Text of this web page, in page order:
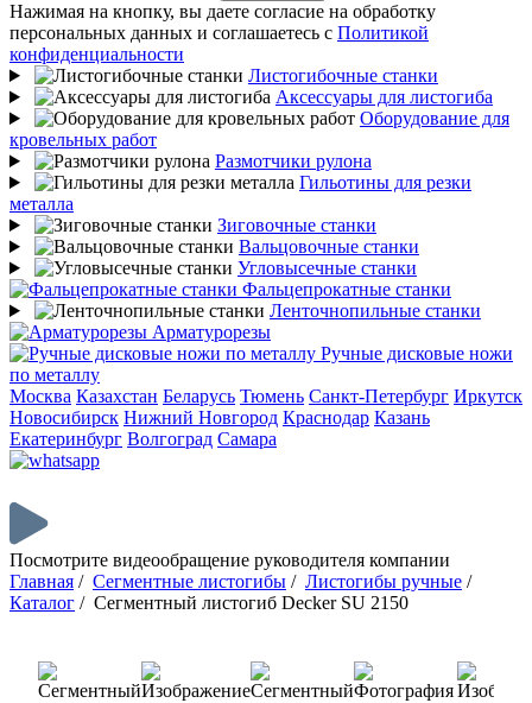
Нажимая на кнопку, вы даете согласие на обработку
персональных данных и соглашаетесь с Политикой
конфиденциальности
Листогибочные станки
Аксессуары для листогиба
Оборудование для
кровельных работ
Размотчики рулона
Гильотины для резки
металла
Зиговочные станки
Вальцовочные станки
Угловысечные станки
Фальцепрокатные станки
Ленточнопильные станки
Арматурорезы
Ручные дисковые ножи
по металлу
Москва Казахстан Беларусь Тюмень Санкт-Петербург Иркутск
Новосибирск Нижний Новгород Краснодар Казань
Екатеринбург Волгоград Самара
Главная / Сегментные листогибы / Листогибы ручные /
Каталог / Сегментный листогиб Decker SU 2150
Посмотрите видеообращение руководителя компании